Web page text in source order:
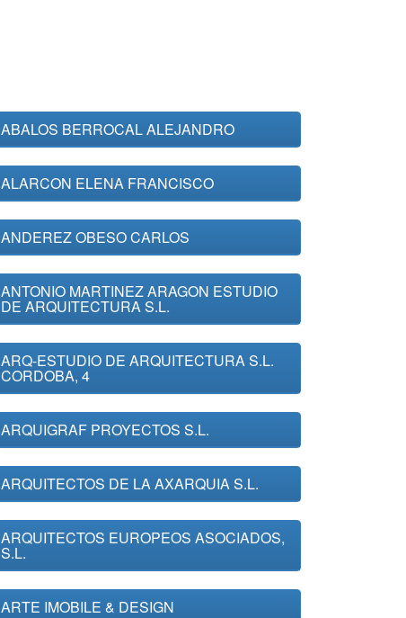
ABALOS BERROCAL ALEJANDRO
ALARCON ELENA FRANCISCO
ANDEREZ OBESO CARLOS
ANTONIO MARTINEZ ARAGON ESTUDIO
DE ARQUITECTURA S.L.
ARQ-ESTUDIO DE ARQUITECTURA S.L.
CORDOBA, 4
ARQUIGRAF PROYECTOS S.L.
ARQUITECTOS DE LA AXARQUIA S.L.
ARQUITECTOS EUROPEOS ASOCIADOS,
S.L.
ARTE IMOBILE & DESIGN